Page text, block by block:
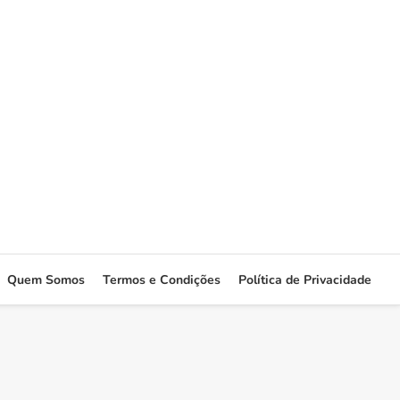
Quem Somos Termos e Condições Política de Privacidade